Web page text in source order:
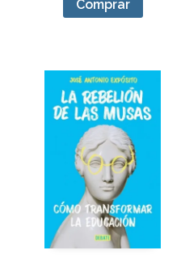
Comprar